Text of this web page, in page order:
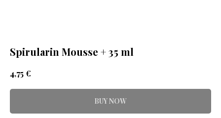
Spirularin Mousse + 35 ml
4,75 €
BUY NOW